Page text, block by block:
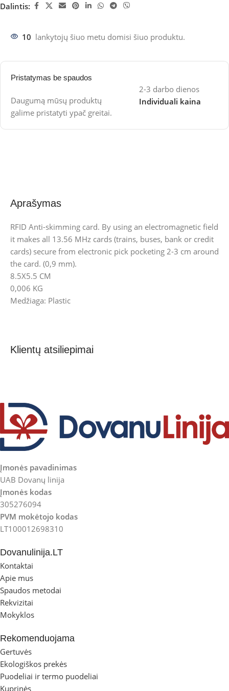
Dalintis:
10 lankytojų šiuo metu domisi šiuo produktu.
Pristatymas be spaudos
Daugumą mūsų produktų
galime pristatyti ypač greitai.
2-3 darbo dienos
Individuali kaina
Aprašymas
RFID Anti-skimming card. By using an electromagnetic field
it makes all 13.56 MHz cards (trains, buses, bank or credit
cards) secure from electronic pick pocketing 2-3 cm around
the card. (0,9 mm).
8.5X5.5 CM
0,006 KG
Medžiaga: Plastic
Klientų atsiliepimai
Įmonės pavadinimas
UAB Dovanų linija
Įmonės kodas
305276094
PVM mokėtojo kodas
LT100012698310
Dovanulinija.LT
Kontaktai
Apie mus
Spaudos metodai
Rekvizitai
Mokyklos
Rekomenduojama
Gertuvės
Ekologiškos prekės
Puodeliai ir termo puodeliai
Kuprinės